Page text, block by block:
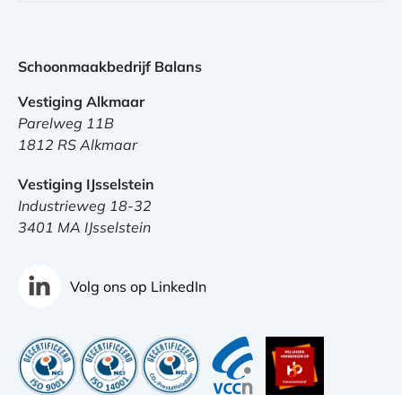
Schoonmaakbedrijf Balans
Vestiging Alkmaar
Parelweg 11B
1812 RS Alkmaar
Vestiging IJsselstein
Industrieweg 18-32
3401 MA IJsselstein
Volg ons op LinkedIn